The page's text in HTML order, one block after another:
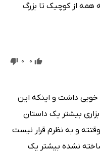
از کوچیک تا بزرگ
0
0
داشت و اینکه این
بیشتر یک داستان
و به نظرم قرار نیست
نشده بیشتر یک